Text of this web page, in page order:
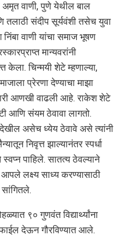
अमृत वाणी, पुणे येथील बाल
तलाठी संदीप सूर्यवंशी तसेच युवा
वाणी यांचा समाज भूषण
मान्यवरांनी
केला. चिन्मयी शेटे म्हणाल्या,
प्रेरणा देण्याचा माझा
आणखी वाढली आहे. राकेश शेटे
आणि संयम ठेवावा लागतो.
देखील असेच ध्येय ठेवावे असे त्यांनी
निवृत्त झाल्यानंतर स्पर्धा
स्वप्न पाहिले. सातत्य ठेवल्याने
आपले लक्ष्य साध्य करण्यासाठी
९० गुणवंत विद्यार्थ्यांना
देऊन गौरविण्यात आले.